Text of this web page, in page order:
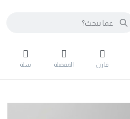
قارن المفضلة سلة